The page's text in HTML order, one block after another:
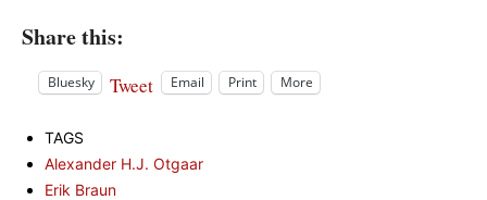
Share this:
Bluesky Tweet Email Print More
TAGS
Alexander H.J. Otgaar
Erik Braun